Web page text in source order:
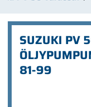
SUZUKI PV
81-99